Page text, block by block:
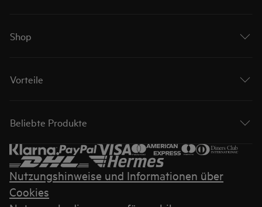
Shop
Vorteile
Beliebte Produkte
Nutzungshinweise und Informationen über
Cookies